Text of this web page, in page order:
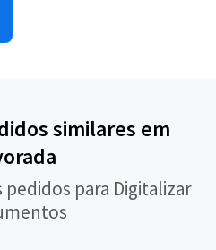
similares em
pedidos para Digitalizar